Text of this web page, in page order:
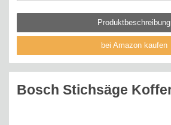
Produktbeschreibung
bei Amazon kaufen
Bosch Stichsäge